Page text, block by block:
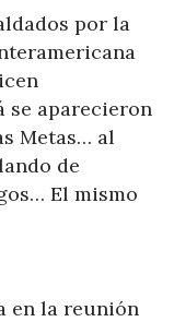
por la
se aparecieron
Metas… al
de
El mismo
en la reunión